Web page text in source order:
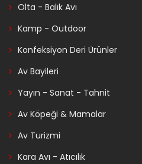
Olta - Balık Avı
Kamp - Outdoor
Konfeksiyon Deri Ürünler
Av Bayileri
Yayın - Sanat - Tahnit
Av Köpeği & Mamalar
Av Turizmi
Kara Avı - Atıcılık